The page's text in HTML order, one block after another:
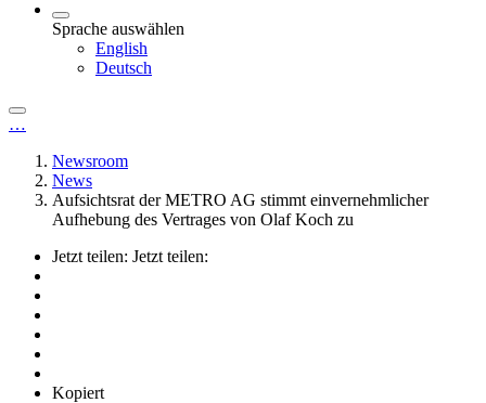
Sprache auswählen
English
Deutsch
…
Newsroom
News
Aufsichtsrat der METRO AG stimmt einvernehmlicher
Aufhebung des Vertrages von Olaf Koch zu
Jetzt teilen: Jetzt teilen:
Kopiert